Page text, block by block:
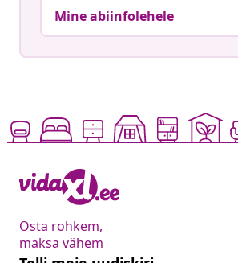
Mine abiinfolehele
Osta rohkem,
maksa vähem